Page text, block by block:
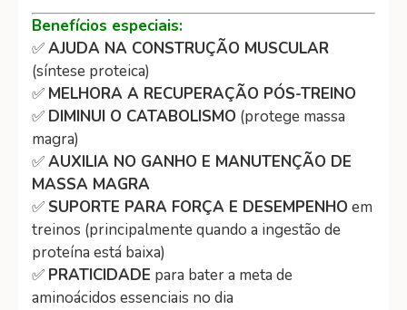
Benefícios especiais:
✅AJUDA NA CONSTRUÇÃO MUSCULAR
(síntese proteica)
✅ MELHORA A RECUPERAÇÃO PÓS-TREINO
✅ DIMINUI O CATABOLISMO (protege massa
magra)
✅AUXILIA NO GANHO E MANUTENÇÃO DE
MASSA MAGRA
✅ SUPORTE PARA FORÇA E DESEMPENHOem
treinos (principalmente quando a ingestão de
proteína está baixa)
✅ PRATICIDADE para bater a meta de
aminoácidos essenciais no dia